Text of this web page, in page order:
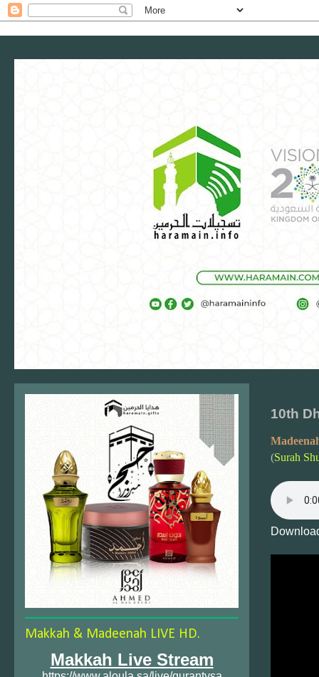
10th
(Surah
Makkah & Madeenah LIVE HD.
Makkah Live Stream